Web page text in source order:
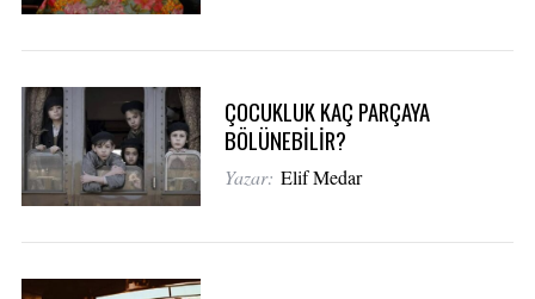
ÇOCUKLUK KAÇ PARÇAYA
BÖLÜNEBİLİR?
Yazar: Elif Medar